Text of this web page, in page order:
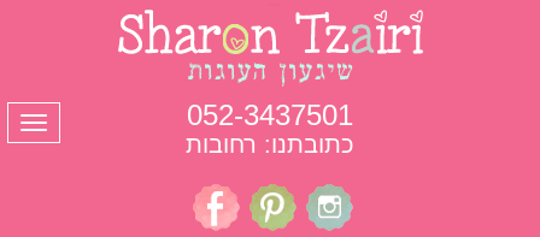
052-3437501
כתובתנו: רחובות